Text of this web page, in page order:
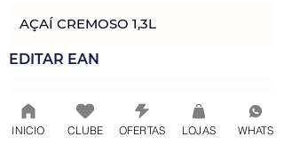
EDITAR EAN
INICIO CLUBE OFERTAS LOJAS WHATS